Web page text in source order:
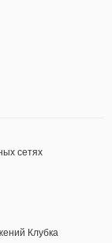
сетях
Клубка